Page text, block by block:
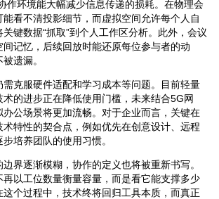
作环境能大幅减少信息传递的损耗。在物理会
看不清投影细节，而虚拟空间允许每个人自
键数据“抓取”到个人工作区分析。此外，会议
间记忆，后续回放时能还原每位参与者的动
遗漏。
需克服硬件适配和学习成本等问题。目前轻量
的进步正在降低使用门槛，未来结合5G网
公场景将更加流畅。对于企业而言，关键在
特性的契合点，例如优先在创意设计、远程
培养团队的使用习惯。
界逐渐模糊，协作的定义也将被重新书写。
以工位数量衡量容量，而是看它能支撑多少
个过程中，技术终将回归工具本质，而真正